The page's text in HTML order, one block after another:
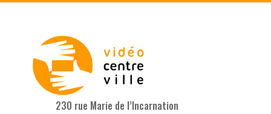
230 rue Marie de l’Incarnation